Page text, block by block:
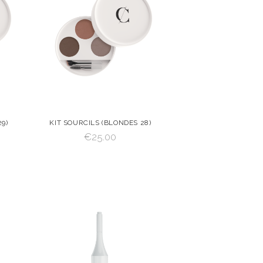
AJOUTER AU
KIT SOURCILS (BLONDES 28)
€25.00